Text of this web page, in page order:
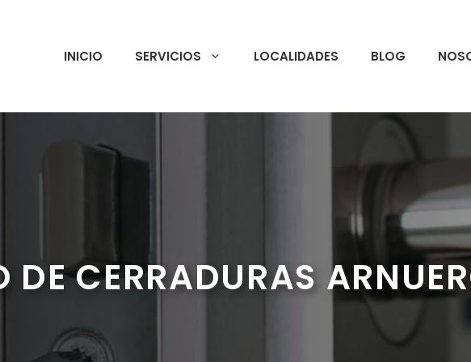
INICIO SERVICIOS LOCALIDADES BLOG
CERRADURAS